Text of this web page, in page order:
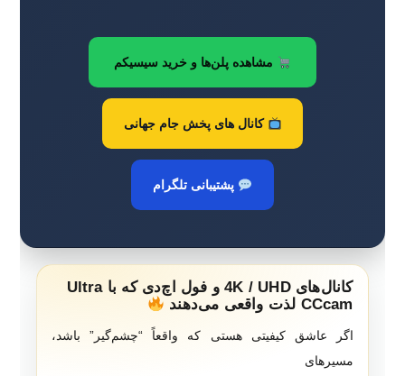
مشاهده پلن‌ها و خرید سیسیکم
کانال های پخش جام جهانی
پشتیبانی تلگرام
کانال‌های 4K / UHD و فول اچ‌دی که با Ultra
CCcam لذت واقعی می‌دهند
اگر عاشق کیفیتی هستی که واقعاً “چشم‌گیر” باشد،
مسیرهای